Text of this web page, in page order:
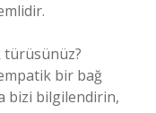
türüsünüz?
bir bağ
bizi bilgilendirin,